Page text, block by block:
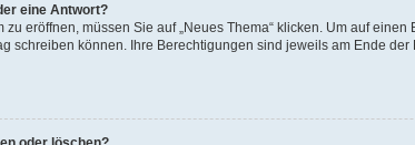
eine Antwort?
eröffnen, müssen Sie auf „Neues Thema“ klicken. Um auf
schreiben können. Ihre Berechtigungen sind jeweils am Ende